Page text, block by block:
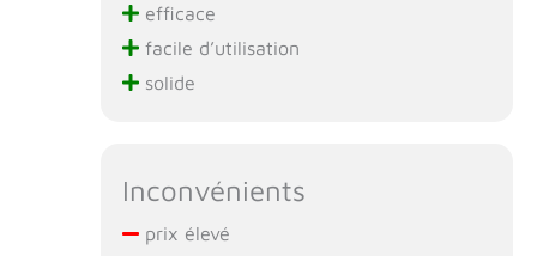
efficace
facile d’utilisation
solide
Inconvénients
prix élevé